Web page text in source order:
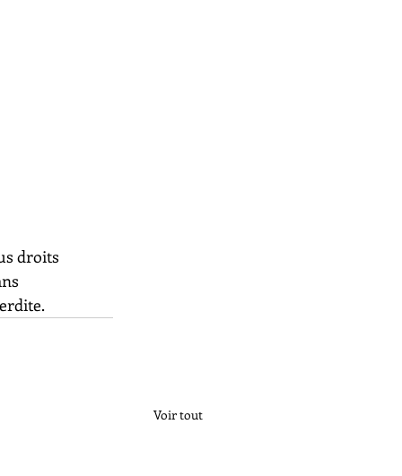
droits
Voir tout